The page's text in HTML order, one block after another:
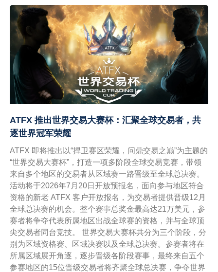
ATFX 推出世界交易大赛杯：汇聚全球交易者，共
逐世界冠军荣耀
ATFX 即将推出以“捍卫赛区荣耀，问鼎交易之巅”为主题的
“世界交易大赛杯”，打造一项多阶段全球交易竞赛，带领
来自多个地区的交易者从区域赛一路晋级至全球总决赛。
活动将于2026年7月20日开放预报名，面向参与地区符合
资格的新老 ATFX 客户开放报名，为交易者提供晋级12月
全球总决赛的机会。整个赛事总奖金最高达21万美元，参
赛者将争夺代表所属地区出战全球赛的资格，并与全球顶
尖交易者同台竞技。 世界交易大赛杯共分为三个阶段，分
别为区域资格赛、区域决赛以及全球总决赛。参赛者将在
所属区域展开角逐，逐步晋级各阶段赛事，最终来自五个
参赛地区的15位晋级交易者将齐聚全球总决赛，争夺世界